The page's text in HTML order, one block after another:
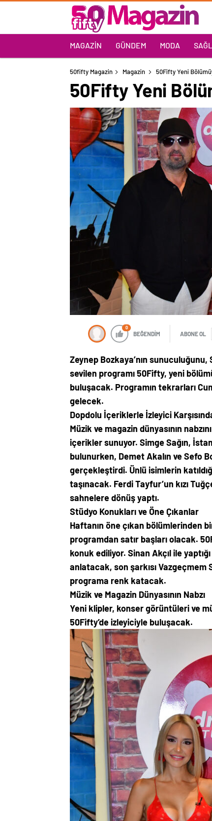
MAGAZIN GÜNDEM MODA
50fifty Magazin Magazin 50Fifty Yeni
50Fifty Yeni
0
BEĞENDİM ABONE OL
Zeynep Bozkaya’nın sunuculuğunu,
sevilen programı 50Fifty, yeni
buluşacak. Programın tekrarları
gelecek.
Dopdolu İçeriklerle İzleyici
Müzik ve magazin dünyasının
içerikler sunuyor. Simge Sağın,
bulunurken, Demet Akalın ve Sefo
gerçekleştirdi. Ünlü isimlerin
taşınacak. Ferdi Tayfur’un kızı
sahnelere dönüş yaptı.
Stüdyo Konukları ve Öne Çıkanlar
Haftanın öne çıkan bölümlerinden
programdan satır başları olacak.
konuk ediliyor. Sinan Akçıl ile
anlatacak, son şarkısı
programa renk katacak.
Müzik ve Magazin Dünyasının Nabzı
Yeni klipler, konser görüntüleri ve
50Fifty’de izleyiciyle buluşacak.